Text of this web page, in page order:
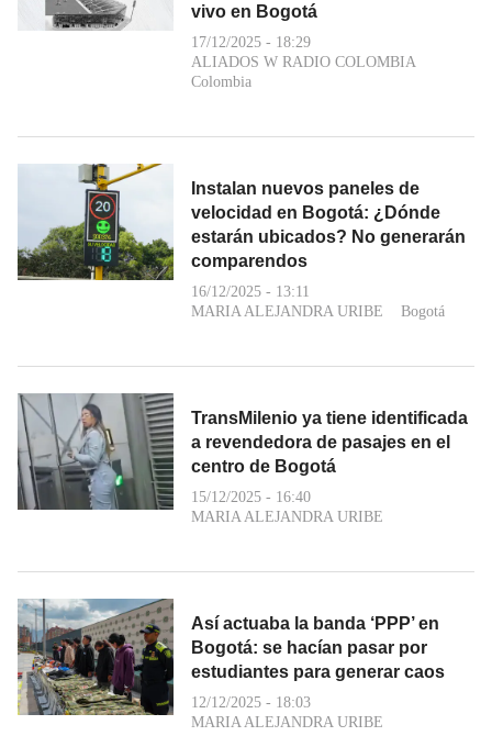
vivo en Bogotá
17/12/2025 - 18:29
ALIADOS W RADIO COLOMBIA
Colombia
Instalan nuevos paneles de
velocidad en Bogotá: ¿Dónde
estarán ubicados? No generarán
comparendos
16/12/2025 - 13:11
MARIA ALEJANDRA URIBE
Bogotá
TransMilenio ya tiene identificada
a revendedora de pasajes en el
centro de Bogotá
15/12/2025 - 16:40
MARIA ALEJANDRA URIBE
Así actuaba la banda ‘PPP’ en
Bogotá: se hacían pasar por
estudiantes para generar caos
12/12/2025 - 18:03
MARIA ALEJANDRA URIBE